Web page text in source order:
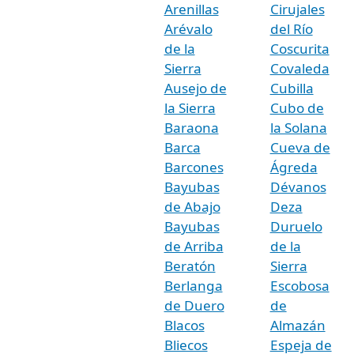
Arenillas
Arévalo
de la
Sierra
Ausejo de
la Sierra
Baraona
Barca
Barcones
Bayubas
de Abajo
Bayubas
de Arriba
Beratón
Berlanga
de Duero
Blacos
Bliecos
Cirujales
del Río
Coscurita
Covaleda
Cubilla
Cubo de
la Solana
Cueva de
Ágreda
Dévanos
Deza
Duruelo
de la
Sierra
Escobosa
de
Almazán
Espeja de